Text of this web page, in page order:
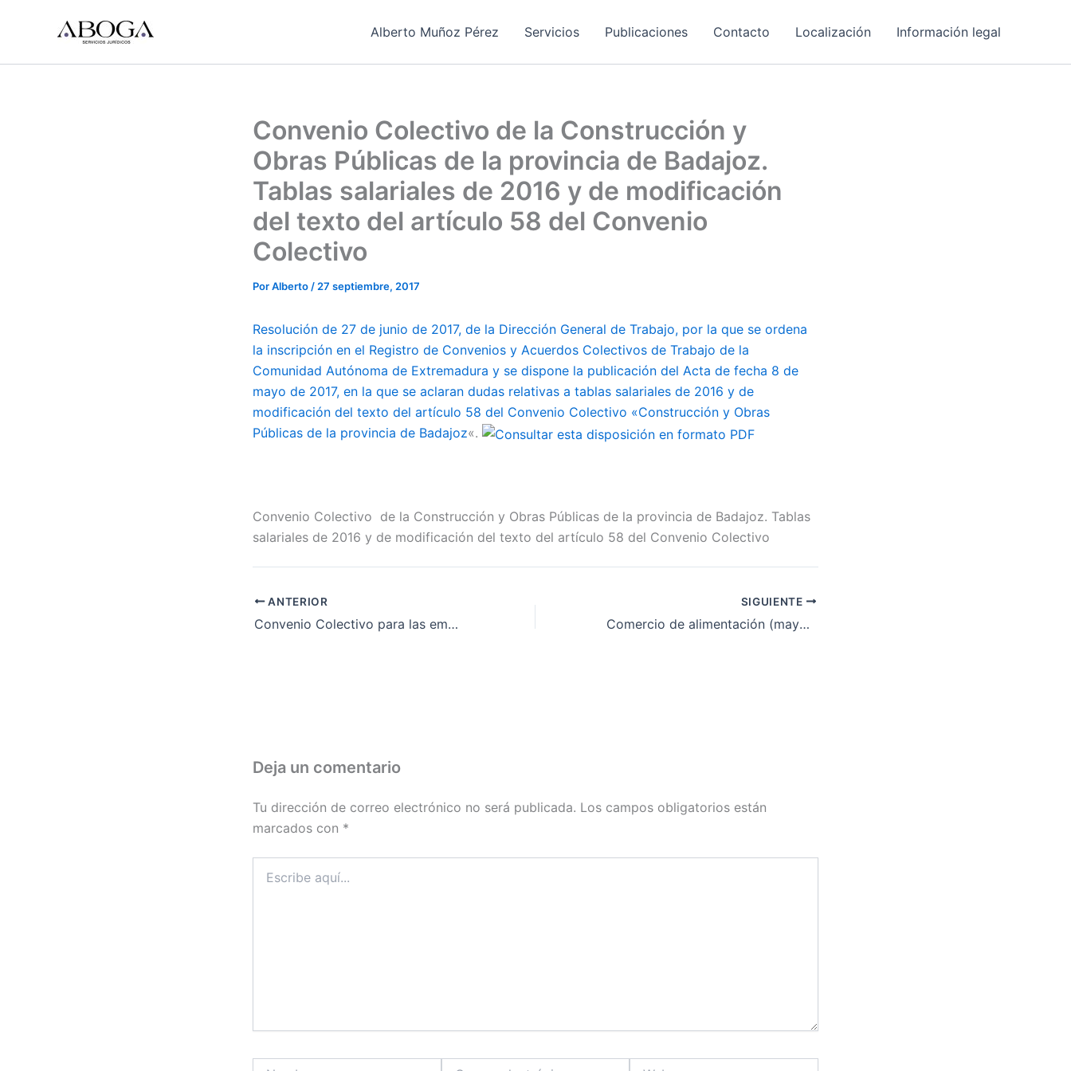
Alberto Muñoz Pérez Servicios Publicaciones Contacto Localización Información legal
Convenio Colectivo de la Construcción y
Obras Públicas de la provincia de Badajoz.
Tablas salariales de 2016 y de modificación
del texto del artículo 58 del Convenio
Colectivo
PorAlberto / 27 septiembre, 2017
Resolución de 27 de junio de 2017, de la Dirección General de Trabajo, por la que se ordena
la inscripción en el Registro de Convenios y Acuerdos Colectivos de Trabajo de la
Comunidad Autónoma de Extremadura y se dispone la publicación del Acta de fecha 8 de
mayo de 2017, en la que se aclaran dudas relativas a tablas salariales de 2016 y de
modificación del texto del artículo 58 del Convenio Colectivo «Construcción y Obras
Públicas de la provincia de Badajoz«.
Convenio Colectivo de la Construcción y Obras Públicas de la provincia de Badajoz. Tablas
salariales de 2016 y de modificación del texto del artículo 58 del Convenio Colectivo
ANTERIOR
Convenio Colectivo para las empresas y trabajadores de transporte de enfermos y accidentados en ambulancia de la Comunidad Autónoma de Extremadura. Modificación de los artículos 19.2, 20, 38, 50 y 52
SIGUIENTE
Comercio de alimentación (mayor y menor) de la provincia de Badajoz. Modificación de varios artículos
Deja un comentario
Tu dirección de correo electrónico no será publicada. Los campos obligatorios están
marcados con *
aquí...